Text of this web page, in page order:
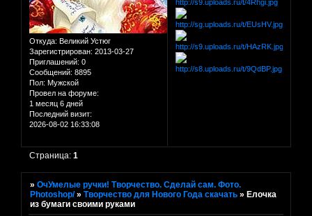
Откуда: Великий Устюг
Зарегистрирован: 2013-03-27
Приглашений: 0
Сообщений: 8895
Пол: Мужской
Провел на форуме:
1 месяц 6 дней
Последний визит:
2026-08-02 16:33:08
Страница:1
»ОчУмелые ручки! Творчество. Сделай сам. Фото.
Photoshop/ »Творчество для Нового Года скачать »Елочка
из бумаги своими руками